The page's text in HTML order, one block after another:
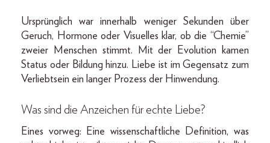
Ursprünglich war innerhalb weniger Sekunden über
Geruch, Hormone oder Visuelles klar, ob die “Chemie”
zweier Menschen stimmt. Mit der Evolution kamen
Status oder Bildung hinzu. Liebe ist im Gegensatz zum
Verliebtsein ein langer Prozess der Hinwendung.
Was sind die Anzeichen für echte Liebe?
Eines vorweg: Eine wissenschaftliche Definition, was